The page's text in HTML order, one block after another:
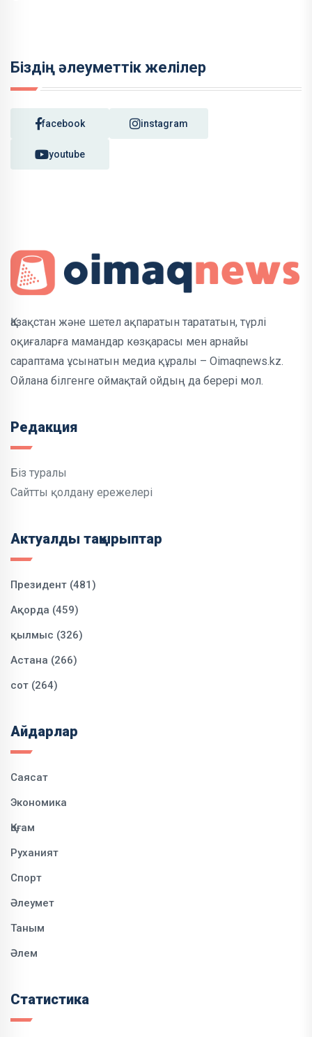
Біздің әлеуметтік желілер
facebook instagram
youtube
Қазақстан және шетел ақпаратын тарататын, түрлі
оқиғаларға мамандар көзқарасы мен арнайы
сараптама ұсынатын медиа құралы – Oimaqnews.kz.
Ойлана білгенге оймақтай ойдың да берері мол.
Редакция
Біз туралы
Сайтты қолдану ережелері
Актуалды тақырыптар
Президент (481)
Ақорда (459)
қылмыс (326)
Астана (266)
сот (264)
Айдарлар
Саясат
Экономика
Қоғам
Руханият
Спорт
Әлеумет
Таным
Әлем
Статистика